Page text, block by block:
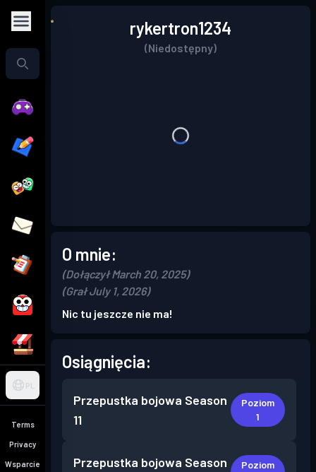
PL
Terms
Privacy
Wsparcie
rykertron1234
(Niedostępny)
O mnie:
(Dołączył March 20, 2025)
(Grał July 1, 2026)
Nic tu jeszcze nie ma!
Osiągnięcia:
Przepustka bojowa Season
11
Poziom
1
Przepustka bojowa Season
Poziom